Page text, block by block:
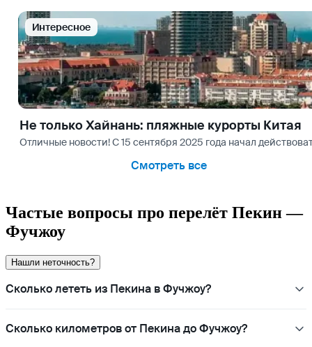
Интересное
Не только Хайнань: пляжные курорты Китая
Отличные новости! С 15 сентября 2025 года начал
Смотреть все
Частые вопросы про перелёт Пекин —
Фучжоу
Нашли неточность?
Сколько лететь из Пекина в Фучжоу?
Сколько километров от Пекина до Фучжоу?